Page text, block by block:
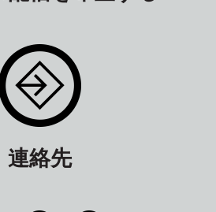
連絡先